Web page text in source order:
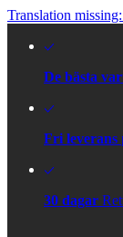
Translation
De bästa
Fri leverans
30 dagar